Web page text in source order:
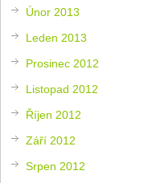
Únor 2013
Leden 2013
Prosinec 2012
Listopad 2012
Říjen 2012
Září 2012
Srpen 2012